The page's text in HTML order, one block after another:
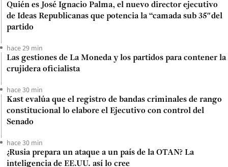
Quién es José Ignacio Palma, el nuevo director ejecutivo
de Ideas Republicanas que potencia la “camada sub 35″del
partido
hace 29 min
Las gestiones de La Moneda y los partidos para contener la
crujidera oficialista
hace 30 min
Kast evalúa que el registro de bandas criminales de rango
constitucional lo elabore el Ejecutivo con control del
Senado
hace 30 min
¿Rusia prepara un ataque a un país de la OTAN? La
inteligencia de EE.UU. así lo cree